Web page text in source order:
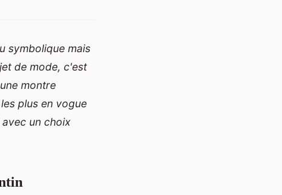
symbolique mais
de mode, c'est
montre
plus en vogue
un choix